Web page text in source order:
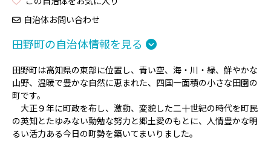
自治体お問い合わせ
田野町の自治体情報を見る
田野町は高知県の東部に位置し、青い空、海・川・緑、鮮やかな
山野、温暖で豊かな自然に恵まれた、四国一面積の小さな田園の
町です。
大正９年に町政を布し、激動、変貌した二十世紀の時代を町民
の英知とたゆみない勤勉な努力と郷土愛のもとに、人情豊かな明
るい活力ある今日の町勢を築いてまいりました。